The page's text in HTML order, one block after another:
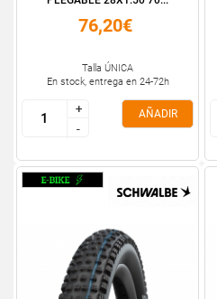
76,20€
Talla ÚNICA
En stock, entrega en 24-72h
+
-
+
-
AÑADIR